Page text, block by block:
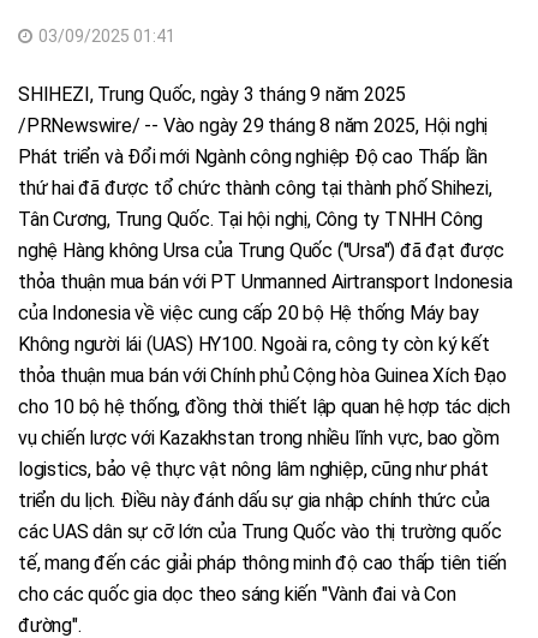
03/09/2025 01:41
SHIHEZI, Trung Quốc, ngày 3 tháng 9 năm 2025
/PRNewswire/ -- Vào ngày 29 tháng 8 năm 2025, Hội nghị
Phát triển và Đổi mới Ngành công nghiệp Độ cao Thấp lần
thứ hai đã được tổ chức thành công tại thành phố Shihezi,
Tân Cương, Trung Quốc. Tại hội nghị, Công ty TNHH Công
nghệ Hàng không Ursa của Trung Quốc ("Ursa") đã đạt được
thỏa thuận mua bán với PT Unmanned Airtransport Indonesia
của Indonesia về việc cung cấp 20 bộ Hệ thống Máy bay
Không người lái (UAS) HY100. Ngoài ra, công ty còn ký kết
thỏa thuận mua bán với Chính phủ Cộng hòa Guinea Xích Đạo
cho 10 bộ hệ thống, đồng thời thiết lập quan hệ hợp tác dịch
vụ chiến lược với Kazakhstan trong nhiều lĩnh vực, bao gồm
logistics, bảo vệ thực vật nông lâm nghiệp, cũng như phát
triển du lịch. Điều này đánh dấu sự gia nhập chính thức của
các UAS dân sự cỡ lớn của Trung Quốc vào thị trường quốc
tế, mang đến các giải pháp thông minh độ cao thấp tiên tiến
cho các quốc gia dọc theo sáng kiến "Vành đai và Con
đường".